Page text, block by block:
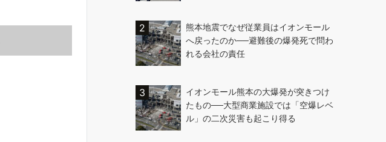
熊本地震でなぜ従業員はイオンモール
へ戻ったのか──避難後の爆発死で問わ
れる会社の責任
イオンモール熊本の大爆発が突きつけ
たもの──大型商業施設では「空爆レベ
ル」の二次災害も起こり得る